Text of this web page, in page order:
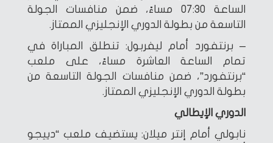
الساعة 07:30 مساءً، ضمن منافسات الجولة
التاسعة من بطولة الدوري الإنجليزي الممتاز.
– برنتفورد أمام ليفربول: تنطلق المباراة في
تمام الساعة العاشرة مساءً، على ملعب
“برنتفورد”، ضمن منافسات الجولة التاسعة من
بطولة الدوري الإنجليزي الممتاز.
الدوري الإيطالي
نابولي أمام إنتر ميلان: يستضيف ملعب “دييجو